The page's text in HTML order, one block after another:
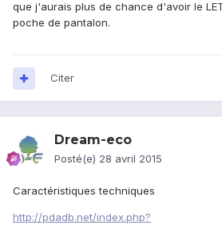
que j'aurais plus de chance d'avoir le
poche de pantalon.
Citer
Dream-eco
Posté(e) 28 avril 2015
Caractéristiques techniques
http://pdadb.net/index.php?